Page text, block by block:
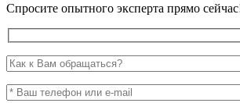
Спросите опытного эксперта прямо